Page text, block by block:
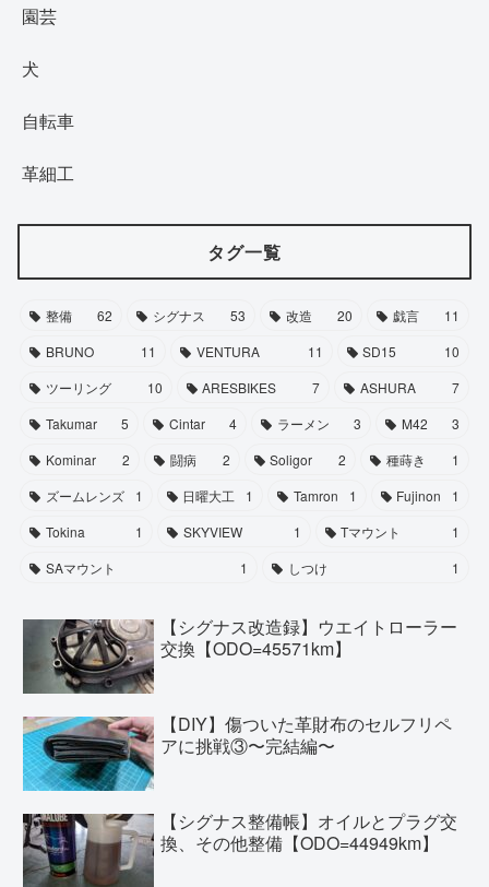
園芸
犬
自転車
革細工
タグ一覧
整備 62 シグナス 53 改造 20 戯言
11
BRUNO
11 VENTURA 11 SD15
10
ツーリング
10 ARESBIKES 7 ASHURA
7
Takumar
5 Cintar 4 ラーメン 3 M42
3
Kominar
2 闘病 2 Soligor 2 種蒔き
1
ズームレンズ
1 日曜大工 1 Tamron 1 Fujinon
1
Tokina
1 SKYVIEW 1 Tマウント
1
SAマウント
1 しつけ 1
【シグナス改造録】ウエイトローラー
交換【ODO=45571km】
【DIY】傷ついた革財布のセルフリペ
アに挑戦③〜完結編〜
【シグナス整備帳】オイルとプラグ交
換、その他整備【ODO=44949km】